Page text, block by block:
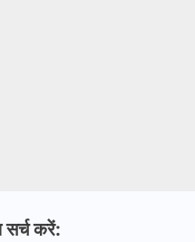
सर्च करें: